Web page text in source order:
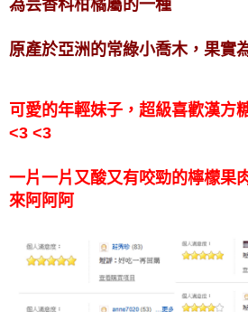
為芸香科柑橘屬的一種
原產於亞洲的常綠小喬木，果實
可愛的年輕妹子，超級喜歡漢方
<3 <3
一片一片又酸又有咬勁的檸檬果
來阿阿阿